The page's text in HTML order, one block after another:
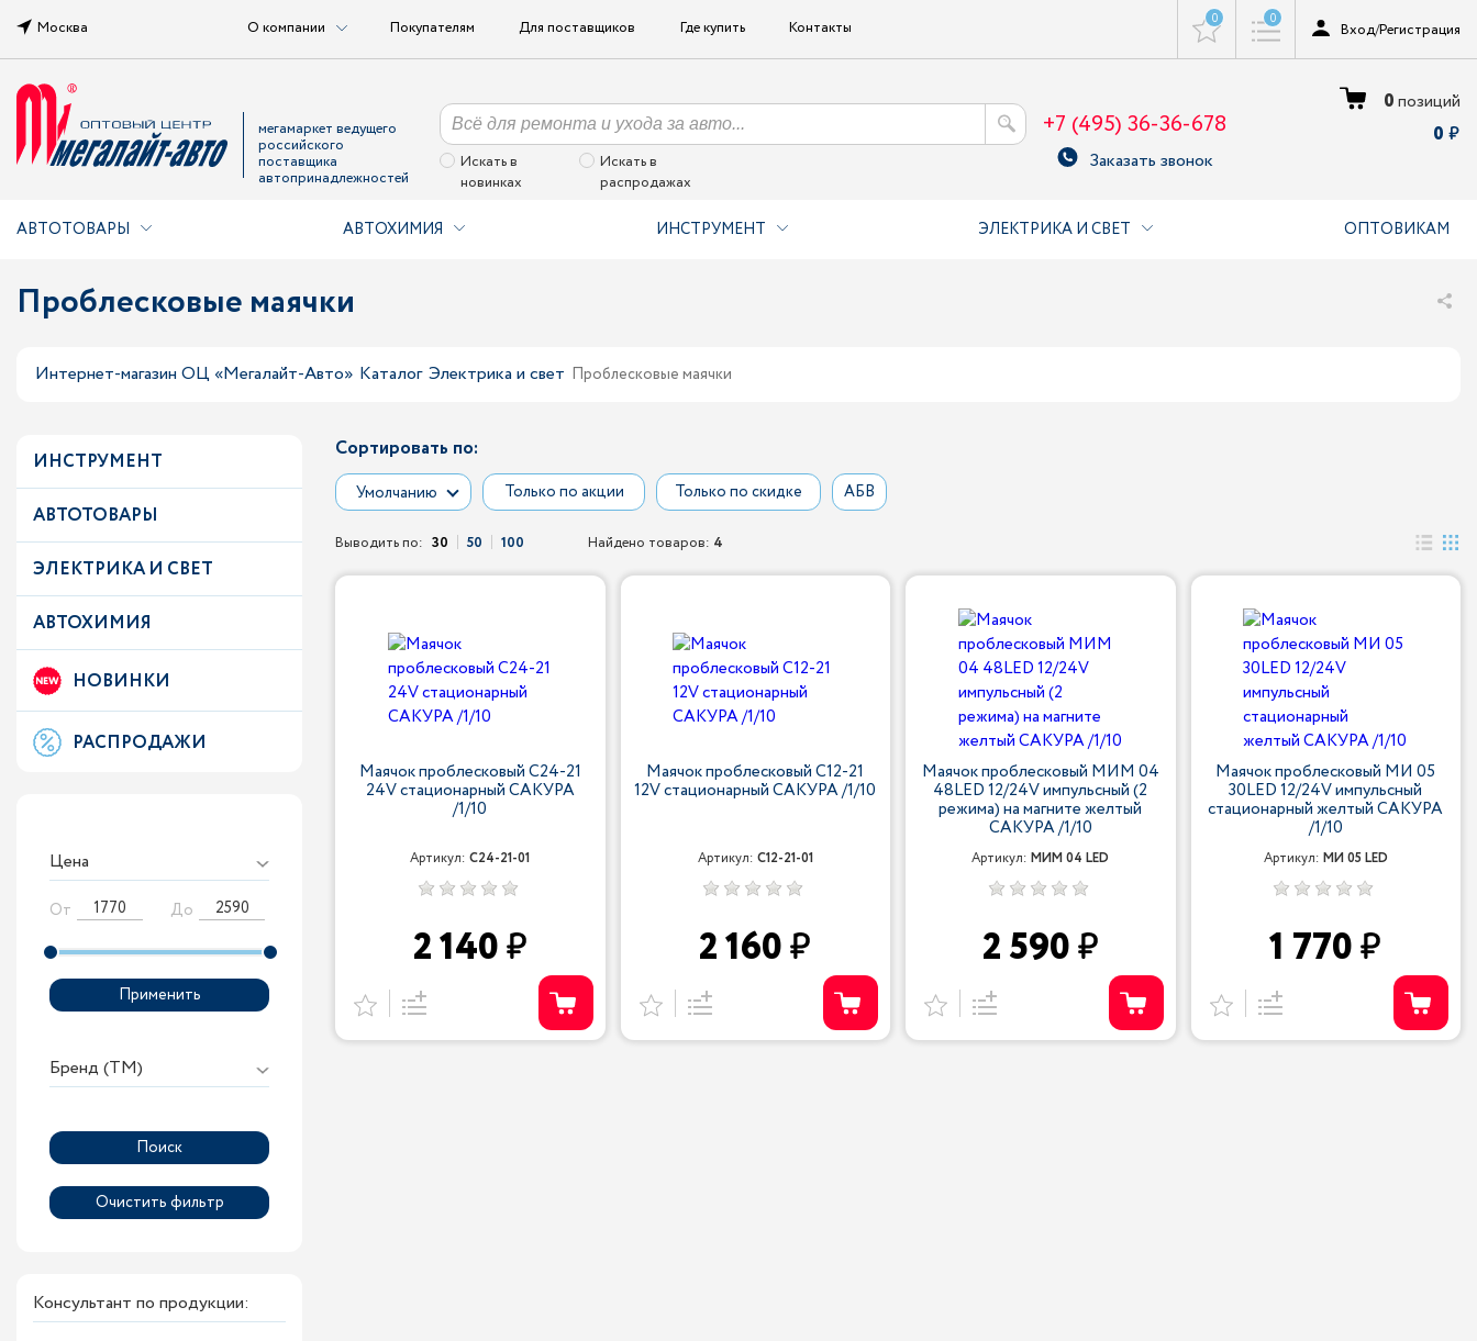
Москва О компании Покупателям Для поставщиков Где купить Контакты 0 0
Вход/Регистрация
мегамаркет ведущего
российского
поставщика
автопринадлежностей
Искать в
новинках
Искать в
распродажах
+7 (495) 36-36-678
Заказать звонок
0позиций
0
АВТОТОВАРЫ АВТОХИМИЯ ИНСТРУМЕНТ ЭЛЕКТРИКА И СВЕТ ОПТОВИКАМ
Проблесковые маячки
Интернет-магазин ОЦ «Мегалайт-Авто» Каталог Электрика и свет Проблесковые маячки
ИНСТРУМЕНТ
АВТОТОВАРЫ
ЭЛЕКТРИКА И СВЕТ
АВТОХИМИЯ
НОВИНКИ
РАСПРОДАЖИ
Цена
От До
Применить
Бренд (ТМ)
Консультант по продукции:
Сортировать по:
Умолчанию Только по акции Только по скидке АБВ
Выводить по: 30 50 100 Найдено товаров: 4
Маячок проблесковый С24-21
24V стационарный САКУРА
/1/10
Артикул:С24-21-01
2 140
Маячок проблесковый С12-21
12V стационарный САКУРА /1/10
Артикул: С12-21-01
2 160
Маячок проблесковый МИМ 04
48LED 12/24V импульсный (2
режима) на магните желтый
САКУРА /1/10
Артикул:МИМ 04 LED
2 590
Маячок проблесковый МИ 05
30LED 12/24V импульсный
стационарный желтый САКУРА
/1/10
Артикул: МИ 05 LED
1 770